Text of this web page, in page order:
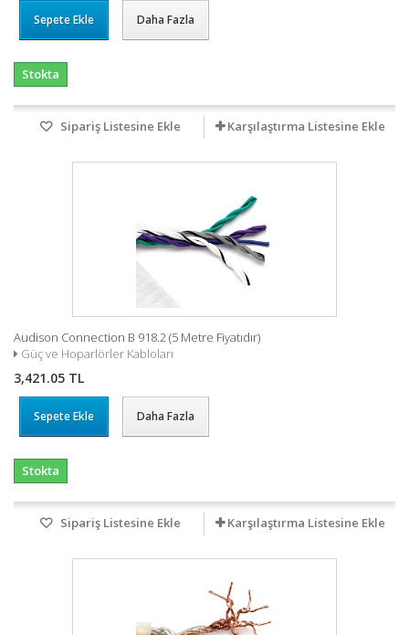
Sepete Ekle Daha Fazla
Stokta
Sipariş Listesine Ekle Karşılaştırma Listesine Ekle
Audison Connection B 918.2 (5 Metre Fiyatıdır)
Güç ve Hoparlörler Kabloları
3,421.05 TL
Sepete Ekle Daha Fazla
Stokta
Sipariş Listesine Ekle Karşılaştırma Listesine Ekle